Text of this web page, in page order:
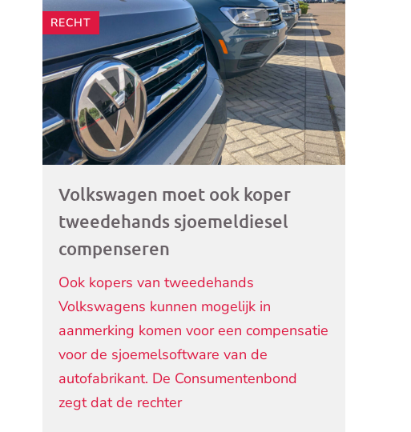
mailprogramma)
RECHT
Volkswagen moet ook koper
tweedehands sjoemeldiesel
compenseren
Ook kopers van tweedehands
Volkswagens kunnen mogelijk in
aanmerking komen voor een compensatie
voor de sjoemelsoftware van de
autofabrikant. De Consumentenbond
zegt dat de rechter